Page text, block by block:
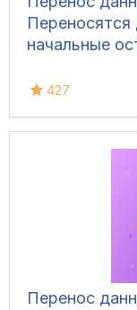
Переносятся
начальные
427
Перенос